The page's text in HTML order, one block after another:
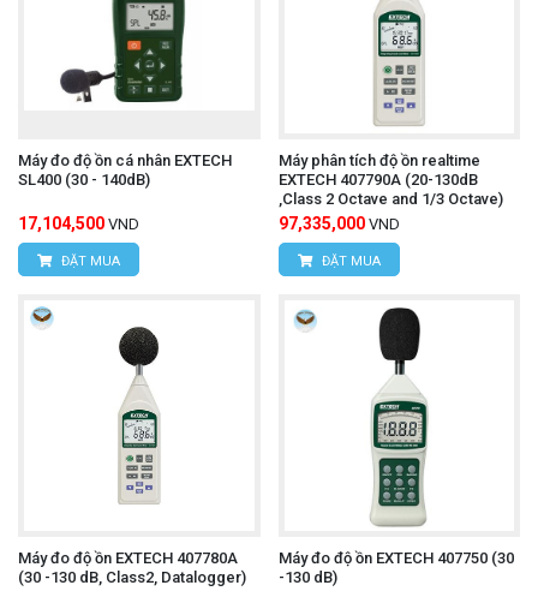
Máy đo độ ồn cá nhân EXTECH
SL400 (30 - 140dB)
17,104,500 VND
ĐẶT MUA
Máy phân tích độ ồn realtime
EXTECH 407790A (20-130dB
,Class 2 Octave and 1/3 Octave)
97,335,000 VND
ĐẶT MUA
Máy đo độ ồn EXTECH 407780A
(30 -130 dB, Class2, Datalogger)
Máy đo độ ồn EXTECH 407750 (30
-130 dB)